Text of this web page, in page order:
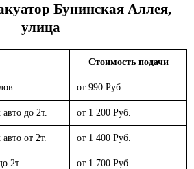
Бунинская Аллея,
улица
Стоимость подачи
от 990 Руб.
до 2т. от 1 200 Руб.
от 2т. от 1 400 Руб.
2т. от 1 700 Руб.